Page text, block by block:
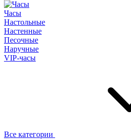
Часы
Настольные
Настенные
Песочные
Наручные
VIP-часы
Все категории